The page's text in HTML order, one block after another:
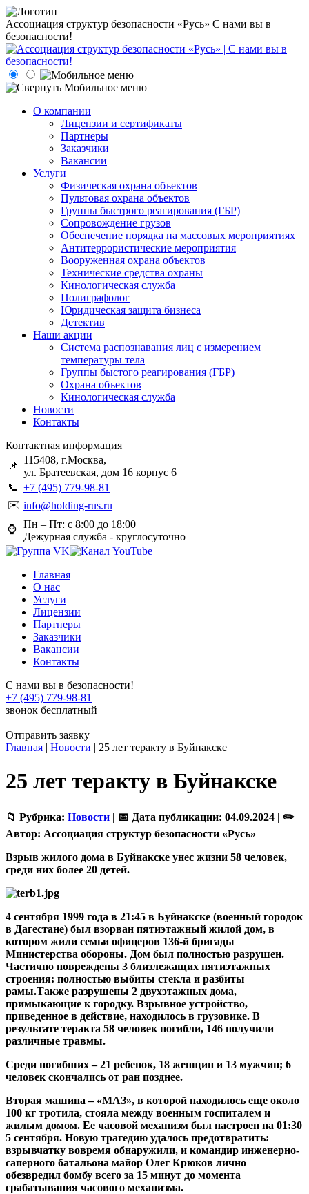
Ассоциация структур безопасности «Русь» С нами вы в
безопасности!
О компании
Лицензии и сертификаты
Партнеры
Заказчики
Вакансии
Услуги
Физическая охрана объектов
Пультовая охрана объектов
Группы быстрого реагирования (ГБР)
Сопровождение грузов
Обеспечение порядка на массовых мероприятиях
Антитеррористические мероприятия
Вооруженная охрана объектов
Технические средства охраны
Кинологическая служба
Полиграфолог
Юридическая защита бизнеса
Детектив
Наши акции
Система распознавания лиц с измерением
температуры тела
Группы быстого реагирования (ГБР)
Охрана объектов
Кинологическая служба
Новости
Контакты
Контактная информация
📌
115408, г.Москва,
ул. Братеевская, дом 16 корпус 6
📞 +7 (495) 779-98-81
✉️ info@holding-rus.ru
⌚️ Пн – Пт: с 8:00 до 18:00
Дежурная служба - круглосуточно
Главная
О нас
Услуги
Лицензии
Партнеры
Заказчики
Вакансии
Контакты
С нами вы в безопасности!
+7 (495) 779-98-81
звонок бесплатный
Отправить заявку
Главная | Новости | 25 лет теракту в Буйнакске
25 лет теракту в Буйнакске
📁 Рубрика: Новости | 📅 Дата публикации: 04.09.2024 | ✏️
Автор: Ассоциация структур безопасности «Русь»
Взрыв жилого дома в Буйнакске унес жизни 58 человек,
среди них более 20 детей.
4 сентября 1999 года в 21:45 в Буйнакске (военный городок
в Дагестане) был взорван пятиэтажный жилой дом, в
котором жили семьи офицеров 136-й бригады
Министерства обороны. Дом был полностью разрушен.
Частично повреждены 3 близлежащих пятиэтажных
строения: полностью выбиты стекла и разбиты
рамы.Также разрушены 2 двухэтажных дома,
примыкающие к городку. Взрывное устройство,
приведенное в действие, находилось в грузовике. В
результате теракта 58 человек погибли, 146 получили
различные травмы.
Среди погибших – 21 ребенок, 18 женщин и 13 мужчин; 6
человек скончались от ран позднее.
Вторая машина – «МАЗ», в которой находилось еще около
100 кг тротила, стояла между военным госпиталем и
жилым домом. Ее часовой механизм был настроен на 01:30
5 сентября. Новую трагедию удалось предотвратить:
взрывчатку вовремя обнаружили, и командир инженерно-
саперного батальона майор Олег Крюков лично
обезвредил бомбу всего за 15 минут до момента
срабатывания часового механизма.